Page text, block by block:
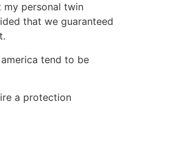
my personal twin
that we guaranteed
tend to be
a protection